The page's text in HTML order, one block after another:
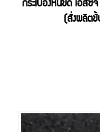
กระเบื้องหินขัด เอส
(สั่งผลิตขั้